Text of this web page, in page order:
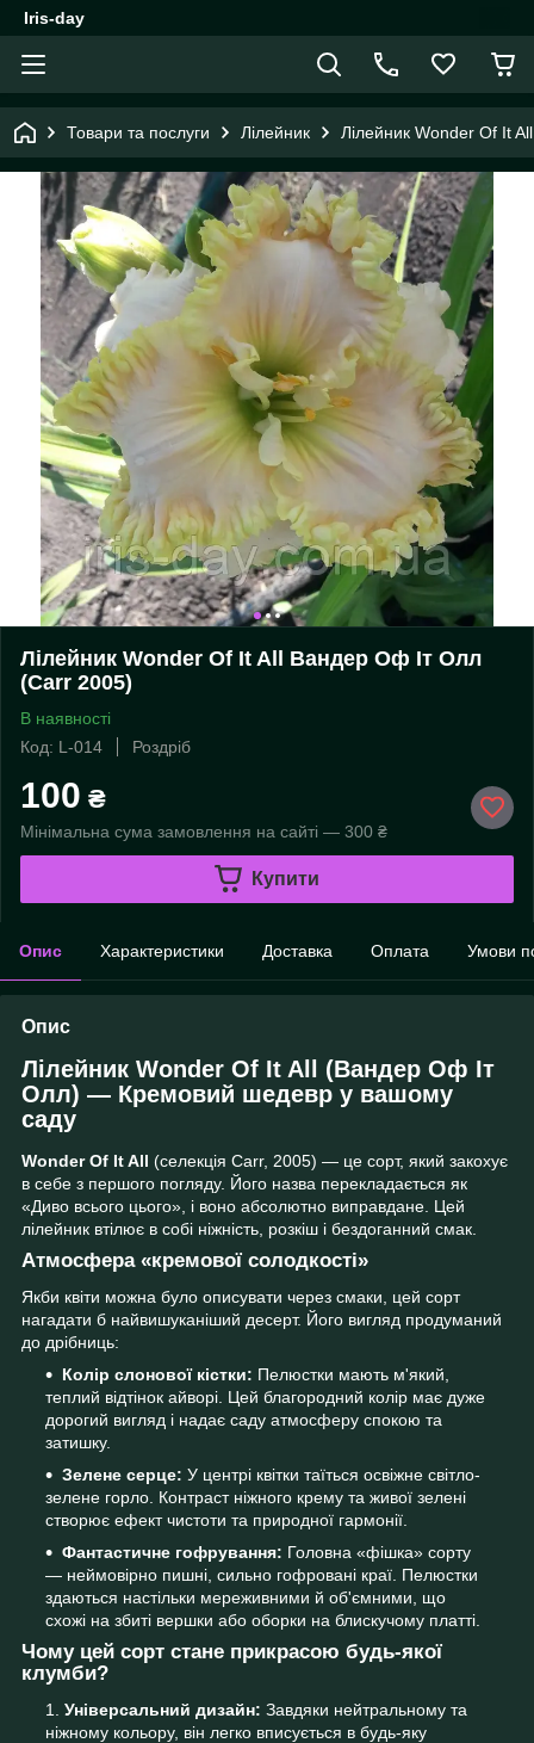
Iris-day
Товари та послуги Лілейник Лілейник Wonder Of It
Лілейник Wonder Of It All Вандер Оф Іт Олл
(Carr 2005)
В наявності
Код: L-014
Роздріб
100 ₴
Мінімальна сума замовлення на сайті — 300 ₴
Купити
Опис Характеристики Доставка Оплата Умови
Опис
Лілейник Wonder Of It All (Вандер Оф Іт
Олл) — Кремовий шедевр у вашому
саду
Wonder Of It All (селекція Carr, 2005) — це сорт, який закохує
в себе з першого погляду. Його назва перекладається як
«Диво всього цього», і воно абсолютно виправдане. Цей
лілейник втілює в собі ніжність, розкіш і бездоганний смак.
Атмосфера «кремової солодкості»
Якби квіти можна було описувати через смаки, цей сорт
нагадати б найвишуканіший десерт. Його вигляд продуманий
до дрібниць:
Колір слонової кістки: Пелюстки мають м'який,
теплий відтінок айворі. Цей благородний колір має дуже
дорогий вигляд і надає саду атмосферу спокою та
затишку.
Зелене серце: У центрі квітки таїться освіжне світло-
зелене горло. Контраст ніжного крему та живої зелені
створює ефект чистоти та природної гармонії.
Фантастичне гофрування: Головна «фішка» сорту
— неймовірно пишні, сильно гофровані краї. Пелюстки
здаються настільки мереживними й об'ємними, що
схожі на збиті вершки або оборки на блискучому платті.
Чому цей сорт стане прикрасою будь-якої
клумби?
Універсальний дизайн: Завдяки нейтральному та
ніжному кольору, він легко вписується в будь-яку